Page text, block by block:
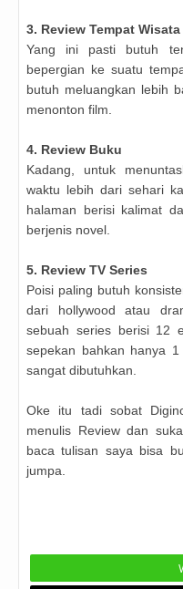
3. Review Tempat Wisata
Yang ini pasti butuh
bepergian ke suatu
butuh meluangkan lebih
menonton film.
4. Review Buku
Kadang, untuk
waktu lebih dari sehari
halaman berisi kalimat
berjenis novel.
5. Review TV Series
Poisi paling butuh
dari hollywood atau
sebuah series berisi 12
sepekan bahkan hanya
sangat dibutuhkan.
Oke itu tadi sobat
menulis Review dan
baca tulisan saya bisa
jumpa.